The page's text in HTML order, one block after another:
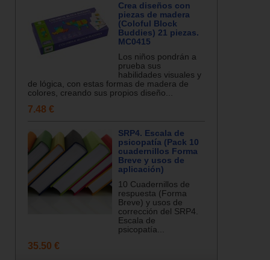
Crea diseños con
piezas de madera
(Coloful Block
Buddies) 21 piezas.
MC0415
Los niños pondrán a
prueba sus
habilidades visuales y
de lógica, con estas formas de madera de
colores, creando sus propios diseño...
7.48 €
SRP4. Escala de
psicopatía (Pack 10
cuadernillos Forma
Breve y usos de
aplicación)
10 Cuadernillos de
respuesta (Forma
Breve) y usos de
corrección del SRP4.
Escala de
psicopatía...
35.50 €